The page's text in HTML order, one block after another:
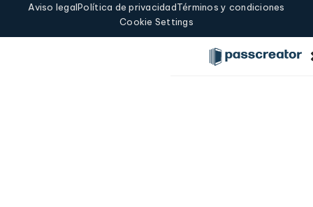
Aviso legalPolítica de privacidadTérminos y condiciones
Cookie Settings